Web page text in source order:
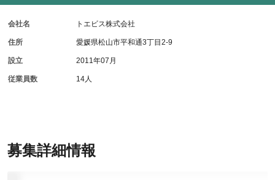
募集詳細情報
会社名 トエビス株式会社
住所 愛媛県松山市平和通3丁目2-9
設立 2011年07月
従業員数 14人